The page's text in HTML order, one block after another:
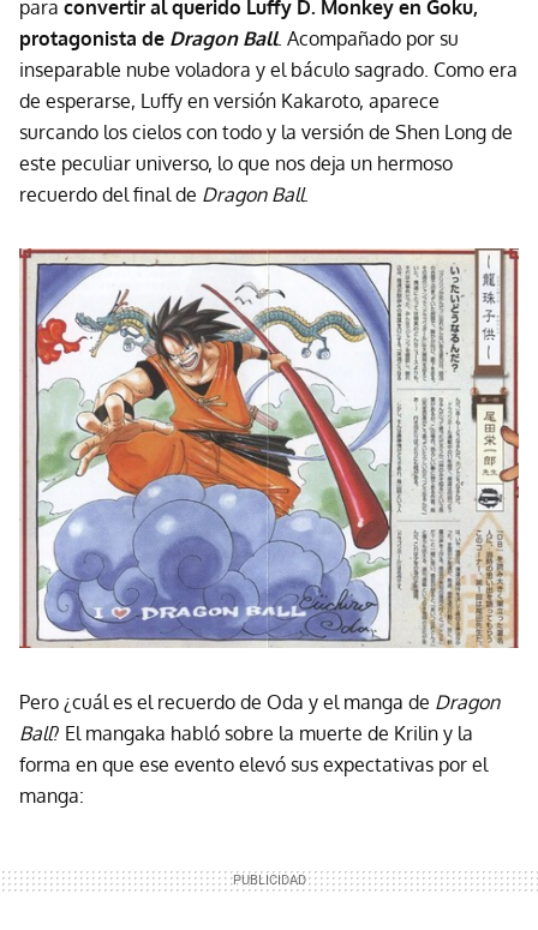
para convertir al querido Luffy D. Monkey en Goku,
protagonista de Dragon Ball. Acompañado por su
inseparable nube voladora y el báculo sagrado. Como era
de esperarse, Luffy en versión Kakaroto, aparece
surcando los cielos con todo y la versión de Shen Long de
este peculiar universo, lo que nos deja un hermoso
recuerdo del final de Dragon Ball.
Pero ¿cuál es el recuerdo de Oda y el manga de Dragon
Ball? El mangaka habló sobre la muerte de Krilin y la
forma en que ese evento elevó sus expectativas por el
manga: